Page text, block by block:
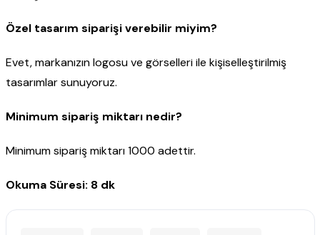
Özel tasarım siparişi verebilir miyim?
Evet, markanızın logosu ve görselleri ile kişiselleştirilmiş
tasarımlar sunuyoruz.
Minimum sipariş miktarı nedir?
Minimum sipariş miktarı 1000 adettir.
Okuma Süresi: 8 dk